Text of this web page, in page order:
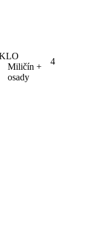
Miličín +
osady
4